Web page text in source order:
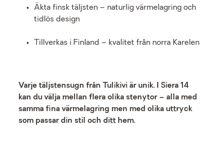
Äkta finsk täljsten – naturlig värmelagring och
tidlös design
Tillverkas i Finland – kvalitet från norra Karelen
Varje täljstensugn från Tulikivi är unik. I Siera 14
kan du välja mellan flera olika stenytor – alla med
samma fina värmelagring men med olika uttryck
som passar din stil och ditt hem.